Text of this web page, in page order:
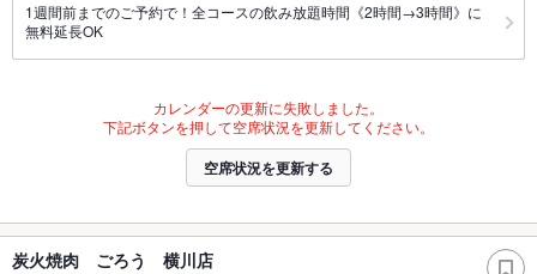
1週間前までのご予約で！全コースの飲み放題時間《2時間→3時間》に
無料延長OK
カレンダーの更新に失敗しました。
下記ボタンを押して空席状況を更新してください。
空席状況を更新する
炭火焼肉 ごろう 横川店